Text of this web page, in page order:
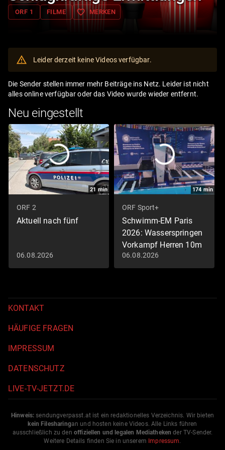
ORF 1 FILME favorite_border MERKEN
Leider derzeit keine Videos verfügbar.
Die Sender stellen immer mehr Beiträge ins Netz. Leider ist nicht
alles online verfügbar oder das Video wurde wieder entfernt.
Neu eingestellt
21 min
ORF 2
Aktuell nach fünf
06.08.2026
174 min
ORF Sport+
Schwimm-EM Paris
2026: Wasserspringen
Vorkampf Herren 10m
Schwimm-EM 2026
06.08.2026
KONTAKT
HÄUFIGE FRAGEN
IMPRESSUM
DATENSCHUTZ
LIVE-TV-JETZT.DE
Hinweis: sendungverpasst.at ist ein redaktionelles Verzeichnis. Wir bieten
kein Filesharingan und hosten keine Videos. Alle Links führen
ausschließlich zu den offiziellen und legalen Mediatheken der TV-Sender.
Weitere Details finden Sie in unserem Impressum.